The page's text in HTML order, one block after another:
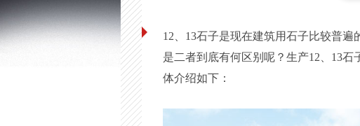
12、13石子是现在建筑用石子比较普
是二者到底有何区别呢？生产12、13
体介绍如下：